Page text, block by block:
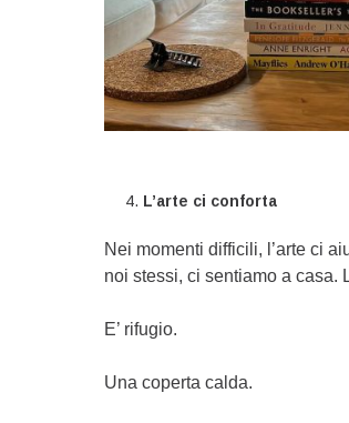
L’arte ci conforta
Nei momenti difficili, l’arte ci
noi stessi, ci sentiamo a casa.
E’ rifugio.
Una coperta calda.